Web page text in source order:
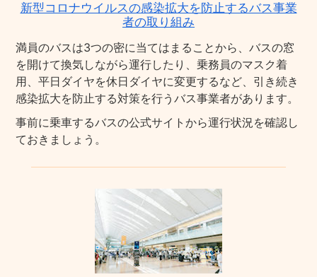
新型コロナウイルスの感染拡大を防止するバス事業
者の取り組み
満員のバスは3つの密に当てはまることから、バスの窓
を開けて換気しながら運行したり、乗務員のマスク着
用、平日ダイヤを休日ダイヤに変更するなど、引き続き
感染拡大を防止する対策を行うバス事業者があります。
事前に乗車するバスの公式サイトから運行状況を確認し
ておきましょう。